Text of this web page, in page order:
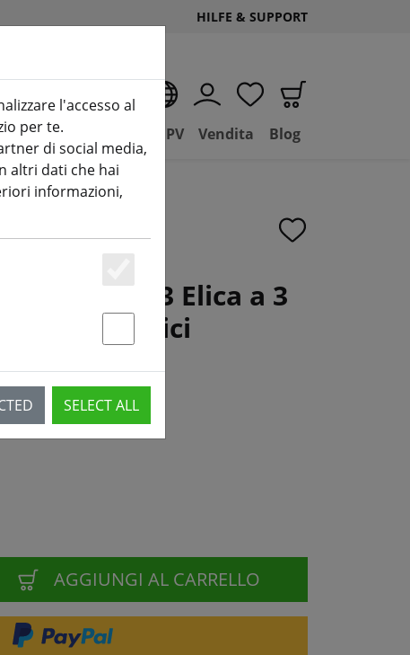
HILFE & SUPPORT
IT
(aktuelle Seite)
Negozio Basilico FPV Vendita Blog
5136-3 Elica a 3
da 5,15 pollici
AGGIUNGI AL CARRELLO
l'accesso al
per te.
di social media,
altri dati che hai
informazioni,
Essenziell
SELECT ALL